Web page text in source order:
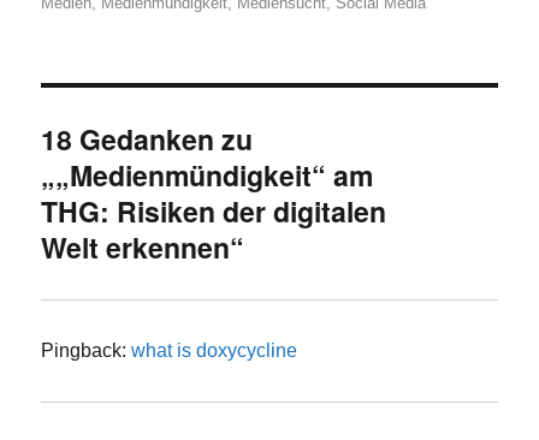
18 Gedanken zu
„„Medienmündigkeit“ am
THG: Risiken der digitalen
Welt erkennen“
Pingback:what is doxycycline